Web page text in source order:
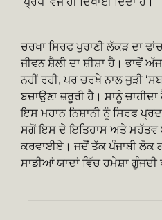
ਚਰਖਾ ਸਿਰਫ ਪੁਰਾਣੀ ਲੱਕੜ ਦਾ
ਜੀਵਨ ਸ਼ੈਲੀ ਦਾ ਸ਼ੀਸ਼ਾ ਹੈ। ਭਾਵੇਂ
ਨਹੀਂ ਰਹੀ, ਪਰ ਚਰਖੇ ਨਾਲ ਜੁੜੀ
ਬਚਾਉਣਾ ਜ਼ਰੂਰੀ ਹੈ। ਸਾਨੂੰ
ਇਸ ਮਹਾਨ ਨਿਸ਼ਾਨੀ ਨੂੰ ਸਿਰਫ
ਸਗੋਂ ਇਸ ਦੇ ਇਤਿਹਾਸ ਅਤੇ ਮਹੱਤਵ
ਕਰਵਾਈਏ। ਜਦੋਂ ਤੱਕ ਪੰਜਾਬੀ ਲੋਕ
ਸਾਡੀਆਂ ਯਾਦਾਂ ਵਿੱਚ ਹਮੇਸ਼ਾ ਗੂੰਜਦੀ